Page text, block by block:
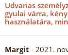
Udvarias
gyulai várra,
használatára,
Margit - 2021.